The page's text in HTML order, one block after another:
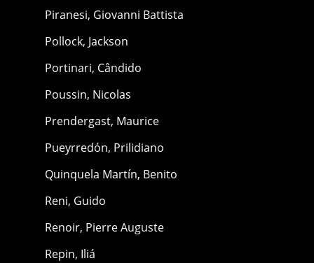
Piranesi, Giovanni Battista
Pollock, Jackson
Portinari, Cândido
Poussin, Nicolas
Prendergast, Maurice
Pueyrredón, Prilidiano
Quinquela Martín, Benito
Reni, Guido
Renoir, Pierre Auguste
Repin, Iliá